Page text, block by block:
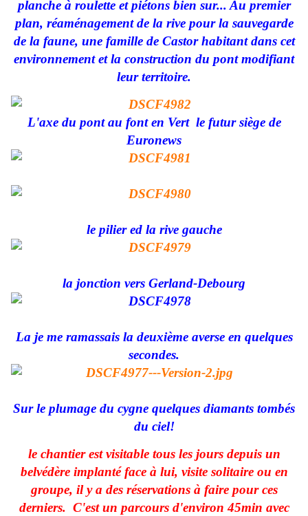
planche à roulette et piétons bien sur... Au premier
plan, réaménagement de la rive pour la sauvegarde
de la faune, une famille de Castor habitant dans cet
environnement et la construction du pont modifiant
leur territoire.
L'axe du pont au font en Vert le futur siège de
Euronews
le pilier ed la rive gauche
la jonction vers Gerland-Debourg
La je me ramassais la deuxième averse en quelques
secondes.
Sur le plumage du cygne quelques diamants tombés
du ciel!
le chantier est visitable tous les jours depuis un
belvédère implanté face à lui, visite solitaire ou en
groupe, il y a des réservations à faire pour ces
derniers. C'est un parcours d'environ 45min avec